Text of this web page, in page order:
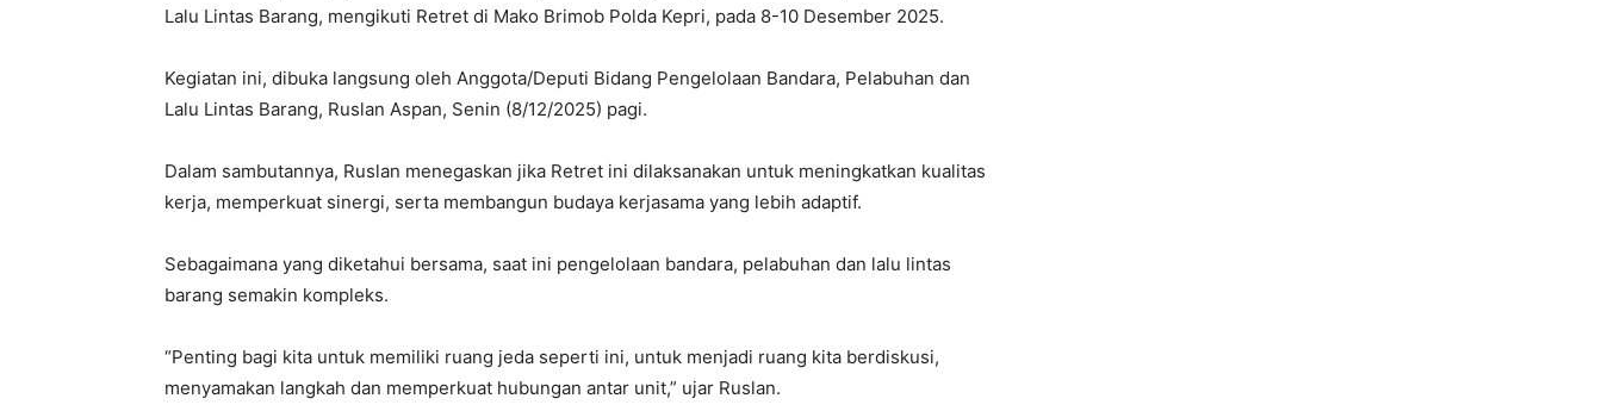
Lalu Lintas Barang, mengikuti Retret di Mako Brimob Polda Kepri, pada 8-10 Desember 2025.
Kegiatan ini, dibuka langsung oleh Anggota/Deputi Bidang Pengelolaan Bandara, Pelabuhan dan
Lalu Lintas Barang, Ruslan Aspan, Senin (8/12/2025) pagi.
Dalam sambutannya, Ruslan menegaskan jika Retret ini dilaksanakan untuk meningkatkan kualitas
kerja, memperkuat sinergi, serta membangun budaya kerjasama yang lebih adaptif.
Sebagaimana yang diketahui bersama, saat ini pengelolaan bandara, pelabuhan dan lalu lintas
barang semakin kompleks.
“Penting bagi kita untuk memiliki ruang jeda seperti ini, untuk menjadi ruang kita berdiskusi,
menyamakan langkah dan memperkuat hubungan antar unit,” ujar Ruslan.